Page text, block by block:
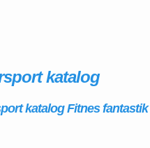
katalog
katalog Fitnes